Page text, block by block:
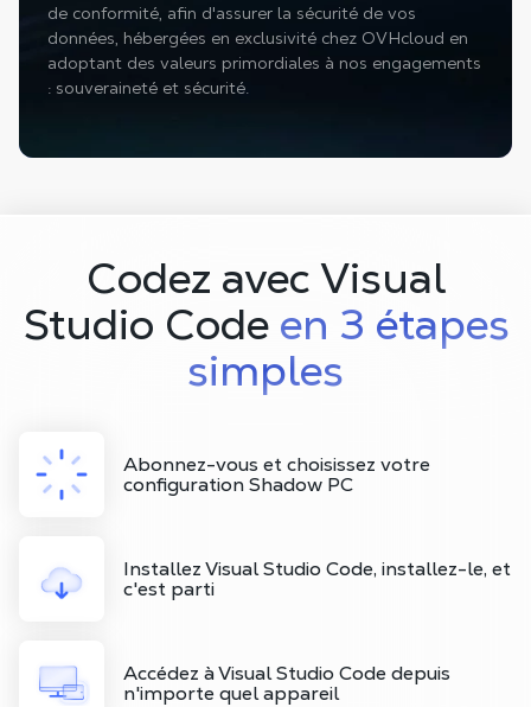
de conformité, afin d'assurer la sécurité de vos
données, hébergées en exclusivité chez OVHcloud en
adoptant des valeurs primordiales à nos engagements
: souveraineté et sécurité.
Codez avec Visual
Studio Code en 3 étapes
simples
Abonnez-vous et choisissez votre
configuration Shadow PC
Installez Visual Studio Code, installez-le, et
c'est parti
Accédez à Visual Studio Code depuis
n'importe quel appareil